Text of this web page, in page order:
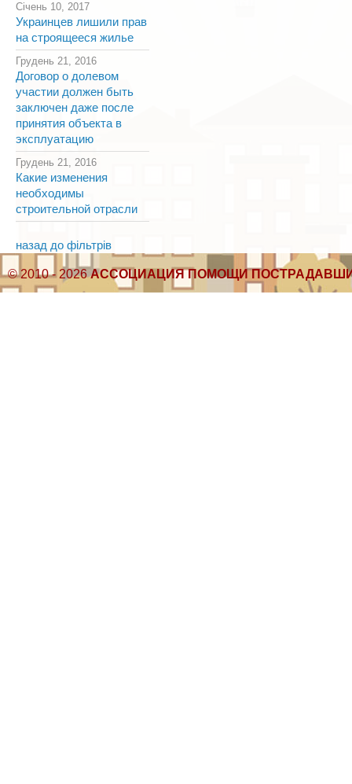
Січень 10, 2017
Украинцев лишили прав
на строящееся жилье
Грудень 21, 2016
Договор о долевом
участии должен быть
заключен даже после
принятия объекта в
эксплуатацию
Грудень 21, 2016
Какие изменения
необходимы
строительной отрасли
назад до фільтрів
© 2010 - 2026АССОЦИАЦИЯ ПОМОЩИ